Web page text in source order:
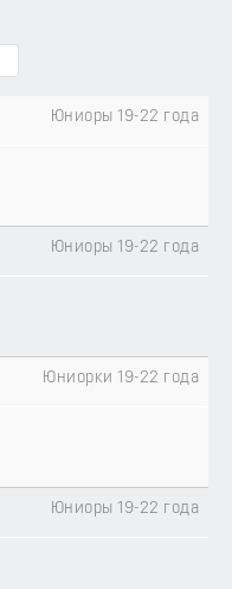
Юниоры 19-22 года
Юниоры 19-22 года
Юниорки 19-22 года
Юниоры 19-22 года